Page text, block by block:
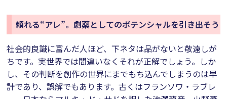
頼れる“アレ”。劇薬としてのポテンシャルを引き出そう
社会的良識に富んだ人ほど、下ネタは品がないと敬遠しが
ちです。実世界では間違いなくそれが正解でしょう。しか
し、その判断を創作の世界にまでもち込んでしまうのは早
計であり、誤解でもあります。古くはフランソワ・ラブレ